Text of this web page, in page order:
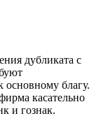
дубликата с
основному благу.
касательно
и гознак.